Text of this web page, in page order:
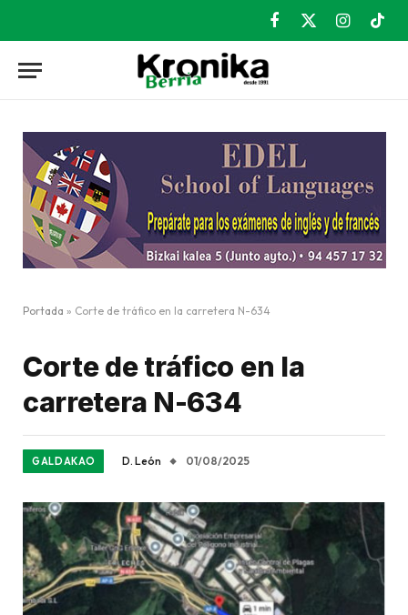
Facebook
X
Instagram
Portada » Corte de tráfico en la carretera N-634
Corte de tráfico en la
carretera N-634
GALDAKAO D. León 01/08/2025